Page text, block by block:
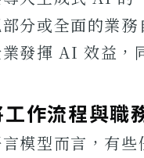
分或全面的業
發揮 AI 效益，
作流程與職
模型而言，有